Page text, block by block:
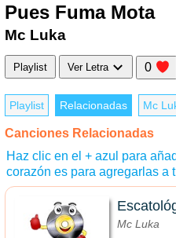
Pues Fuma Mota
Mc Luka
Playlist Ver Letra 0
Playlist Relacionadas Mc
Canciones Relacionadas
Haz clic en el + azul para
corazón es para agregarlas a
Mc Luka